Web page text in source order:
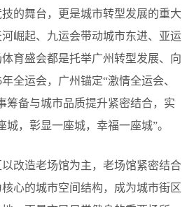
舞台，更是城市转型发展的重大
崛起、九运会带动城市东进、亚运
育盛会都是托举广州转型发展、向
全运会，广州锚定“激情全运会、
筹备与城市品质提升紧密结合，实
，彰显一座城，幸福一座城”。
造老场馆为主，老场馆紧密结合
心的城市空间结构，成为城市街区